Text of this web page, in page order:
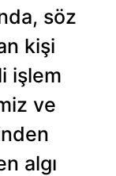
söz
kişi
işlem
ve
algı